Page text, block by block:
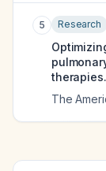
5 Research
therapies.
The